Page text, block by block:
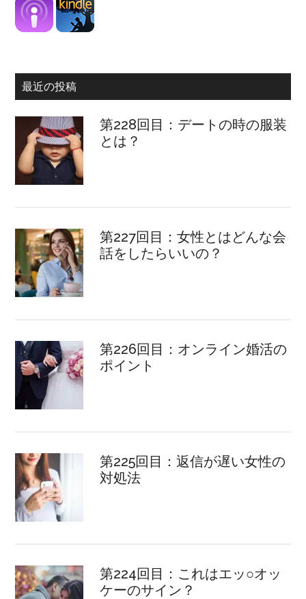
最近の投稿
第228回目：デートの時の服装
とは？
第227回目：女性とはどんな会
話をしたらいいの？
第226回目：オンライン婚活の
ポイント
第225回目：返信が遅い女性の
対処法
第224回目：これはエッ○オッ
ケーのサイン？